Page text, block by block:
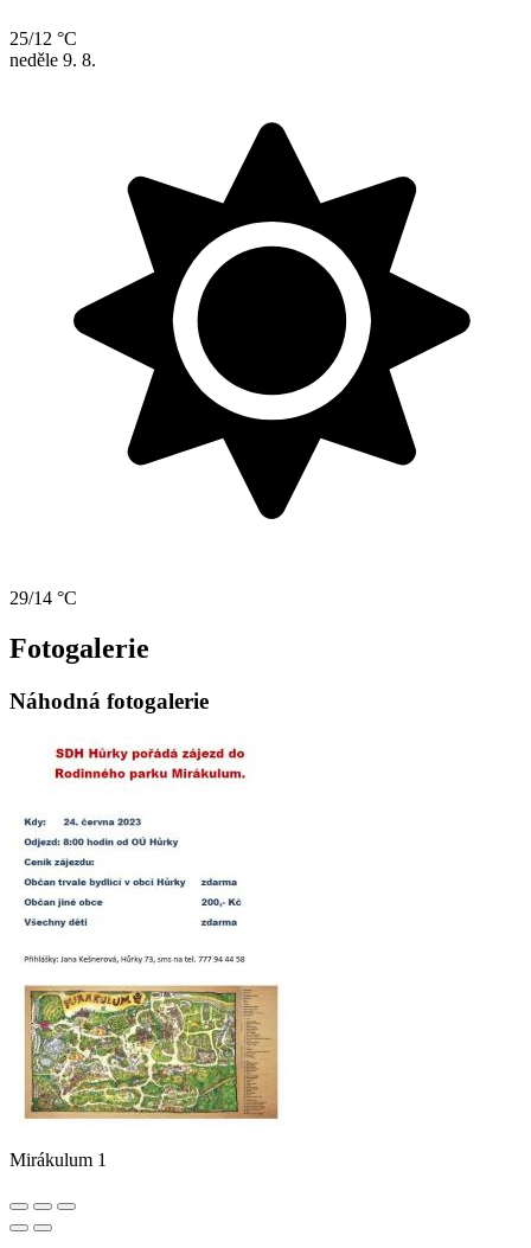
25/12 °C
neděle 9. 8.
29/14 °C
Fotogalerie
Náhodná fotogalerie
Mirákulum 1